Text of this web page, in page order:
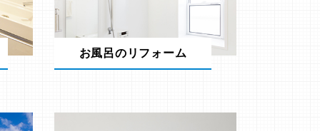
お風呂のリフォーム